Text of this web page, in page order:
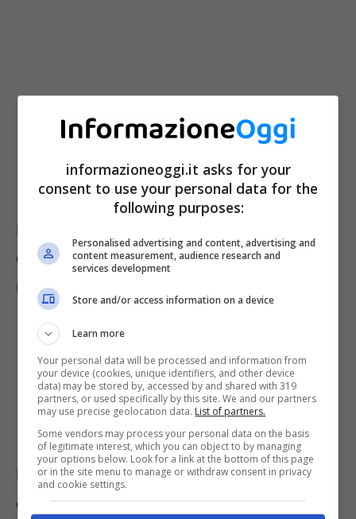
Ma la trattativa risulta complessa perché sono
quattro i settori inclusi nel CCNL Istruzione e
ricerca:
scuola;
università (personale amministrativo);
enti di ricerca;
accademie e conservatori.
Ed è per questo che durante l’intervento al
convegno della Gilda degli insegnati
informazioneoggi.it asks for your
consent to use your personal data for the
following purposes:
Personalised advertising and content, advertising and
content measurement, audience research and
services development
Store and/or access information on a device
Learn more
Your personal data will be processed and information from
your device (cookies, unique identifiers, and other device
data) may be stored by, accessed by and shared with 319
partners, or used specifically by this site. We and our partners
may use precise geolocation data. List of partners.
Some vendors may process your personal data on the basis
of legitimate interest, which you can object to by managing
your options below. Look for a link at the bottom of this page
or in the site menu to manage or withdraw consent in privacy
and cookie settings.